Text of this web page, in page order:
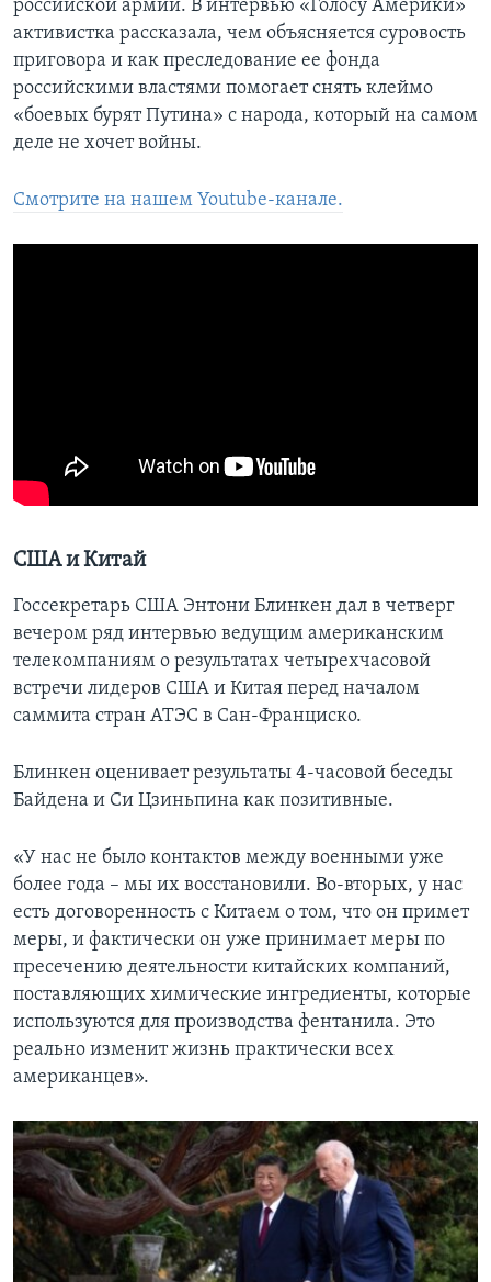
российской армии. В интервью «Голосу Америки»
активистка рассказала, чем объясняется суровость
приговора и как преследование ее фонда
российскими властями помогает снять клеймо
«боевых бурят Путина» с народа, который на самом
деле не хочет войны.
Смотрите на нашем Youtube-канале.
США и Китай
Госсекретарь США Энтони Блинкен дал в четверг
вечером ряд интервью ведущим американским
телекомпаниям о результатах четырехчасовой
встречи лидеров США и Китая перед началом
саммита стран АТЭС в Сан-Франциско.
Блинкен оценивает результаты 4-часовой беседы
Байдена и Си Цзиньпина как позитивные.
«У нас не было контактов между военными уже
более года – мы их восстановили. Во-вторых, у нас
есть договоренность с Китаем о том, что он примет
меры, и фактически он уже принимает меры по
пресечению деятельности китайских компаний,
поставляющих химические ингредиенты, которые
используются для производства фентанила. Это
реально изменит жизнь практически всех
американцев».